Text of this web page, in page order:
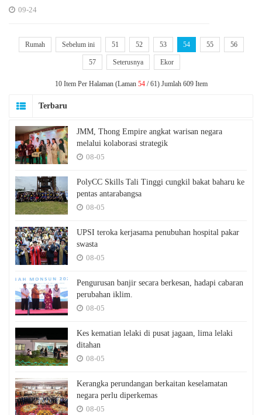
09-24
Rumah Sebelum ini 51 52 53 54 55 56
57 Seterusnya Ekor
10 Item Per Halaman (Laman 54/ 61) Jumlah 609 Item
Terbaru
JMM, Thong Empire angkat warisan negara
melalui kolaborasi strategik
08-05
PolyCC Skills Tali Tinggi cungkil bakat baharu ke
pentas antarabangsa
08-05
UPSI teroka kerjasama penubuhan hospital pakar
swasta
08-05
Pengurusan banjir secara berkesan, hadapi cabaran
perubahan iklim.
08-05
Kes kematian lelaki di pusat jagaan, lima lelaki
ditahan
08-05
Kerangka perundangan berkaitan keselamatan
negara perlu diperkemas
08-05